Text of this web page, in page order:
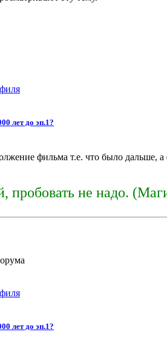
лет до эп.1?
фильма т.е. что было
пробовать не надо.
лет до эп.1?